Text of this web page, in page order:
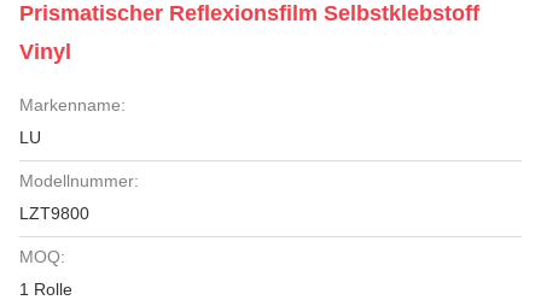
Prismatischer Reflexionsfilm Selbstklebstoff
Vinyl
Markenname:
LU
Modellnummer:
LZT9800
MOQ:
1 Rolle